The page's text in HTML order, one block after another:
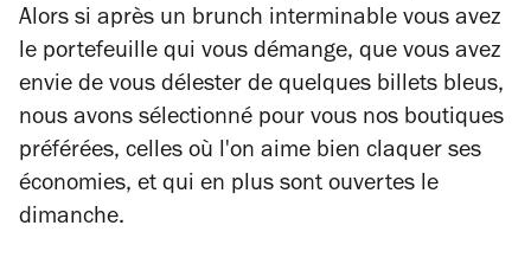
Alors si après un brunch interminable vous avez
le portefeuille qui vous démange, que vous avez
envie de vous délester de quelques billets bleus,
nous avons sélectionné pour vous nos boutiques
préférées, celles où l'on aime bien claquer ses
économies, et qui en plus sont ouvertes le
dimanche.